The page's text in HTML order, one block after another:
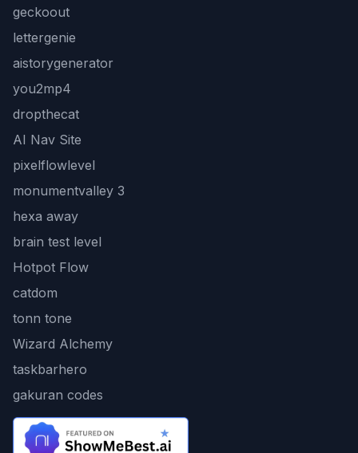
geckoout
lettergenie
aistorygenerator
you2mp4
dropthecat
AI Nav Site
pixelflowlevel
monumentvalley 3
hexa away
brain test level
Hotpot Flow
catdom
tonn tone
Wizard Alchemy
taskbarhero
gakuran codes